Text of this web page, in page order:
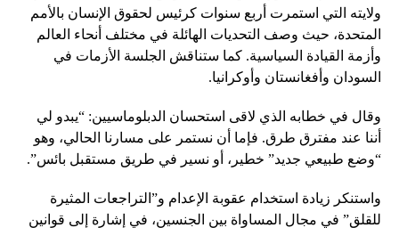
ولايته التي استمرت أربع سنوات كرئيس لحقوق الإنسان بالأمم
المتحدة، حيث وصف التحديات الهائلة في مختلف أنحاء العالم
وأزمة القيادة السياسية. كما ستناقش الجلسة الأزمات في
السودان وأفغانستان وأوكرانيا.
وقال في خطابه الذي لاقى استحسان الدبلوماسيين: “يبدو لي
أننا عند مفترق طرق. فإما أن نستمر على مسارنا الحالي، وهو
“وضع طبيعي جديد” خطير، أو نسير في طريق مستقبل بائس”.
واستنكر زيادة استخدام عقوبة الإعدام و”التراجعات المثيرة
للقلق” في مجال المساواة بين الجنسين، في إشارة إلى قوانين